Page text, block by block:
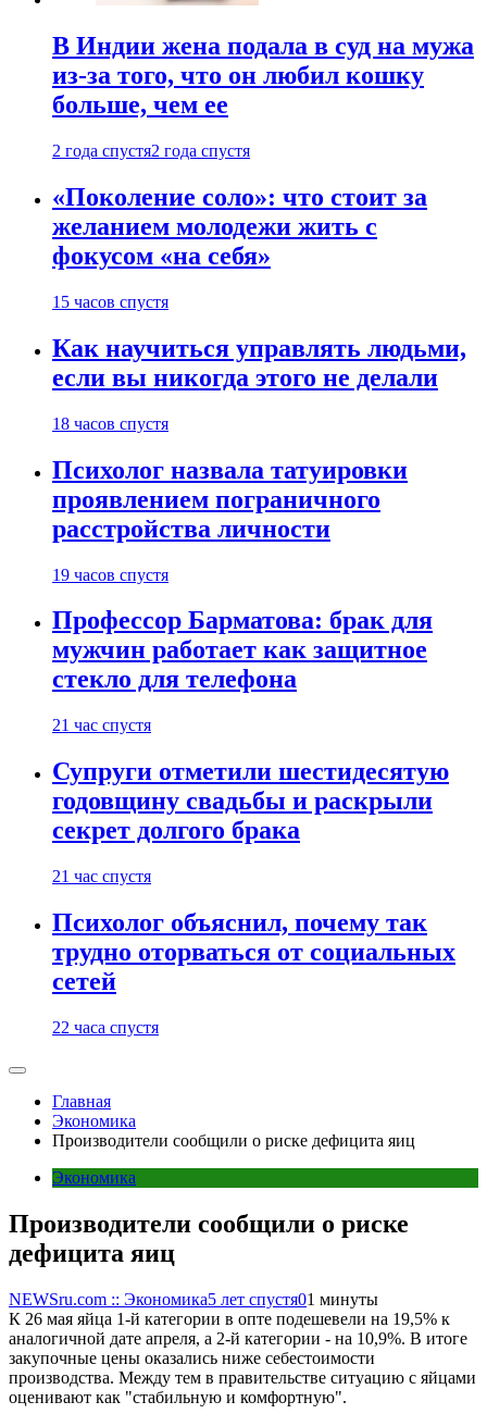
В Индии жена подала в суд на мужа
из-за того, что он любил кошку
больше, чем ее
2 года спустя2 года спустя
«Поколение соло»: что стоит за
желанием молодежи жить с
фокусом «на себя»
15 часов спустя
Как научиться управлять людьми,
если вы никогда этого не делали
18 часов спустя
Психолог назвала татуировки
проявлением пограничного
расстройства личности
19 часов спустя
Профессор Барматова: брак для
мужчин работает как защитное
стекло для телефона
21 час спустя
Супруги отметили шестидесятую
годовщину свадьбы и раскрыли
секрет долгого брака
21 час спустя
Психолог объяснил, почему так
трудно оторваться от социальных
сетей
22 часа спустя
Главная
Экономика
Производители сообщили о риске дефицита яиц
Экономика
Производители сообщили о риске
дефицита яиц
NEWSru.com :: Экономика5 лет спустя01 минуты
К 26 мая яйца 1-й категории в опте подешевели на 19,5% к
аналогичной дате апреля, а 2-й категории - на 10,9%. В итоге
закупочные цены оказались ниже себестоимости
производства. Между тем в правительстве ситуацию с яйцами
оценивают как "стабильную и комфортную".